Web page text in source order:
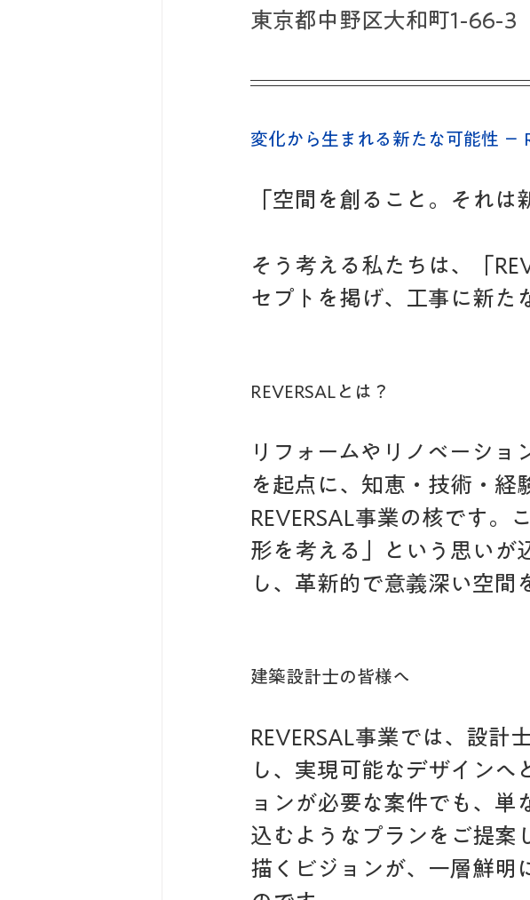
東京都中野区大和町1-66-3
変化から生まれる新たな可能性 －
「空間を創ること。それは
そう考える私たちは、「
セプトを掲げ、工事に新た
REVERSALとは？
リフォームやリノベーショ
を起点に、知恵・技術・経
REVERSAL事業の核です。
形を考える」という思いが
し、革新的で意義深い空間
建築設計士の皆様へ
REVERSAL事業では、設計
し、実現可能なデザインへ
ョンが必要な案件でも、単
込むようなプランをご提案
描くビジョンが、一層鮮明